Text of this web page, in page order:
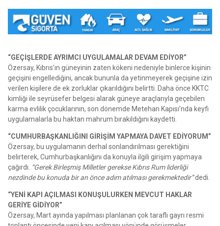
“GEÇİŞLERDE AYRIMCI UYGULAMALAR DEVAM EDİYOR”
Özersay, Kıbrıs’ın güneyinin zaten kökeni nedeniyle binlerce kişinin
geçişini engellediğini, ancak bununla da yetinmeyerek geçişine izin
verilen kişilere de ek zorluklar çıkarıldığını belirtti. Daha önce KKTC
kimliği ile seyrüsefer belgesi alarak güneye araçlarıyla geçebilen
karma evlilik çocuklarının, son dönemde Metehan Kapısı’nda keyfi
uygulamalarla bu haktan mahrum bırakıldığını kaydetti.
“CUMHURBAŞKANLIĞINI GİRİŞİM YAPMAYA DAVET EDİYORUM”
Özersay, bu uygulamanın derhal sonlandırılması gerektiğini
belirterek, Cumhurbaşkanlığını da konuyla ilgili girişim yapmaya
çağırdı. “Gerek Birleşmiş Milletler gerekse Kıbrıs Rum liderliği
nezdinde bu konuda bir an önce adım atılması gerekmektedir”dedi.
“YENİ KAPI AÇILMASI KONUŞULURKEN MEVCUT HAKLAR
GERİYE GİDİYOR”
Özersay, Mart ayında yapılması planlanan çok taraflı gayrı resmi